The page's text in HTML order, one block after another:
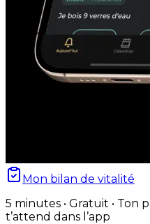
Mon bilan de vitalité
5 minutes • Gratuit • Ton
t’attend dans l’app